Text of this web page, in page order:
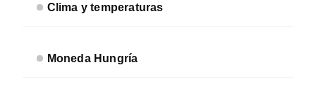
Clima y temperaturas
Moneda Hungría